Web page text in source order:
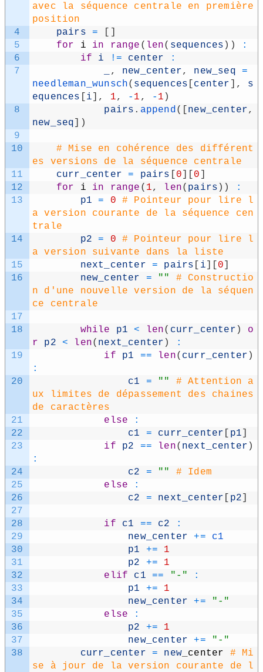
4
5
6
7
8
9
10
11
12
13
14
15
16
17
18
19
20
21
22
23
24
25
26
27
28
29
30
31
32
33
34
35
36
37
38
avec la séquence centrale en première
position
pairs
=
for
i in range ( len( sequences ) )
:
if
i != center
:
, new_​center, new_​seq
=
needleman_​wunsch( sequences center ,
s
equences
i , 1, - 1 , - 1 )
pairs . append( new_​center,
new_​seq
)
# Mise en cohérence des différent
es versions de la séquence centrale
curr_​center
= pairs 0 0
for
i in range ( 1, len( pairs ) )
:
p1
= 0
# Pointeur pour lire l
a version courante de la séquence cen
trale
p2
= 0
# Pointeur pour lire l
a version suivante dans la liste
next_​center
= pairs i 0
new_​center
= ""
# Constructio
n d'une nouvelle version de la séquen
ce centrale
while p1 < len( curr_​center )
o
r
p2 < len( next_​center )
:
if
p1 == len( curr_​center )
:
c1
= ""
# Attention a
ux limites de dépassement des chaines
de caractères
else
:
c1
= curr_​center p1
if
p2 == len( next_​center )
:
c2
= ""
# Idem
else
:
c2
= next_​center p2
if c1 == c2
:
new_​center
+=
c1
p1
+=
1
p2
+=
1
elif
c1 == "-"
:
p1
+=
1
new_​center
+=
"-"
else
:
p2
+=
1
new_​center
+=
"-"
curr_​center
= new center
# Mi
se à jour de la version courante de l